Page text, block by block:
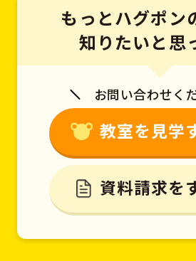
もっとハグポン
知りたいと思
お問い合わせく
教室を見学
資料請求を